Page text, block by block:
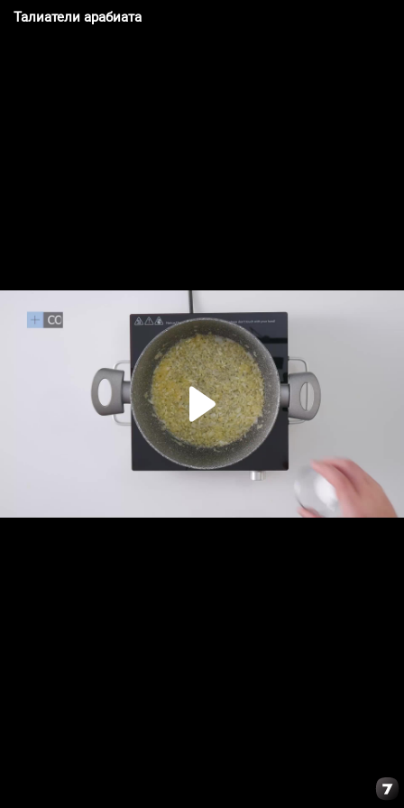
Талиатели арабиата